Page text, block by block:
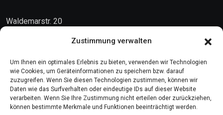
Zustimmung verwalten
Um Ihnen ein optimales Erlebnis zu bieten, verwenden wir Technologien
wie Cookies, um Geräteinformationen zu speichern bzw. darauf
zuzugreifen. Wenn Sie diesen Technologien zustimmen, können wir
Daten wie das Surfverhalten oder eindeutige IDs auf dieser Website
verarbeiten. Wenn Sie Ihre Zustimmung nicht erteilen oder zurückziehen,
können bestimmte Merkmale und Funktionen beeinträchtigt werden.
Waldemarstr. 20
Kontakt
Telefon: (030) 616 58 700
Faks : (030) 616 58 395